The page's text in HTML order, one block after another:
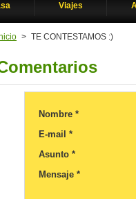
Viajes
> TE CONTESTAMOS :)
Nombre *
E-mail *
Asunto *
Mensaje *